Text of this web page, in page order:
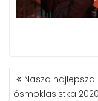
NAWIGACJA
WPISU
Nasza najlepsza
ósmoklasistka 2020